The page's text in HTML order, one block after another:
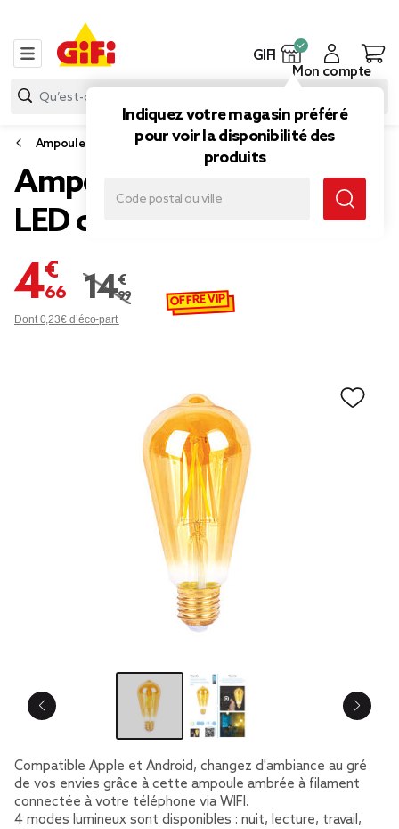
GIFI
Indiquez votre magasin préféré
pour voir la disponibilité des
produits
Mon compte
Ampoule
Ampoule longue ambrée
LED connectée E27 40 W
4,66 €
Prix remisé de 14,99 € à 4,66 €
14,99 €
Dont 0,23€ d’éco-part
OFFRE VIP
Compatible Apple et Android, changez d'ambiance au gré
de vos envies grâce à cette ampoule ambrée à filament
connectée à votre téléphone via WIFI.
4 modes lumineux sont disponibles : nuit, lecture, travail,